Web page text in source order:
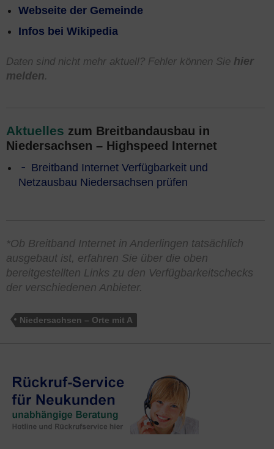
Webseite der Gemeinde
Infos bei Wikipedia
Daten sind nicht mehr aktuell? Fehler können Sie hier
melden.
Aktuelles zum Breitbandausbau in
Niedersachsen – Highspeed Internet
Breitband Internet Verfügbarkeit und
Netzausbau Niedersachsen prüfen
*Ob Breitband Internet in Anderlingen tatsächlich
ausgebaut ist, erfahren Sie über die oben
bereitgestellten Links zu den Verfügbarkeitschecks
der verschiedenen Anbieter.
Niedersachsen – Orte mit A